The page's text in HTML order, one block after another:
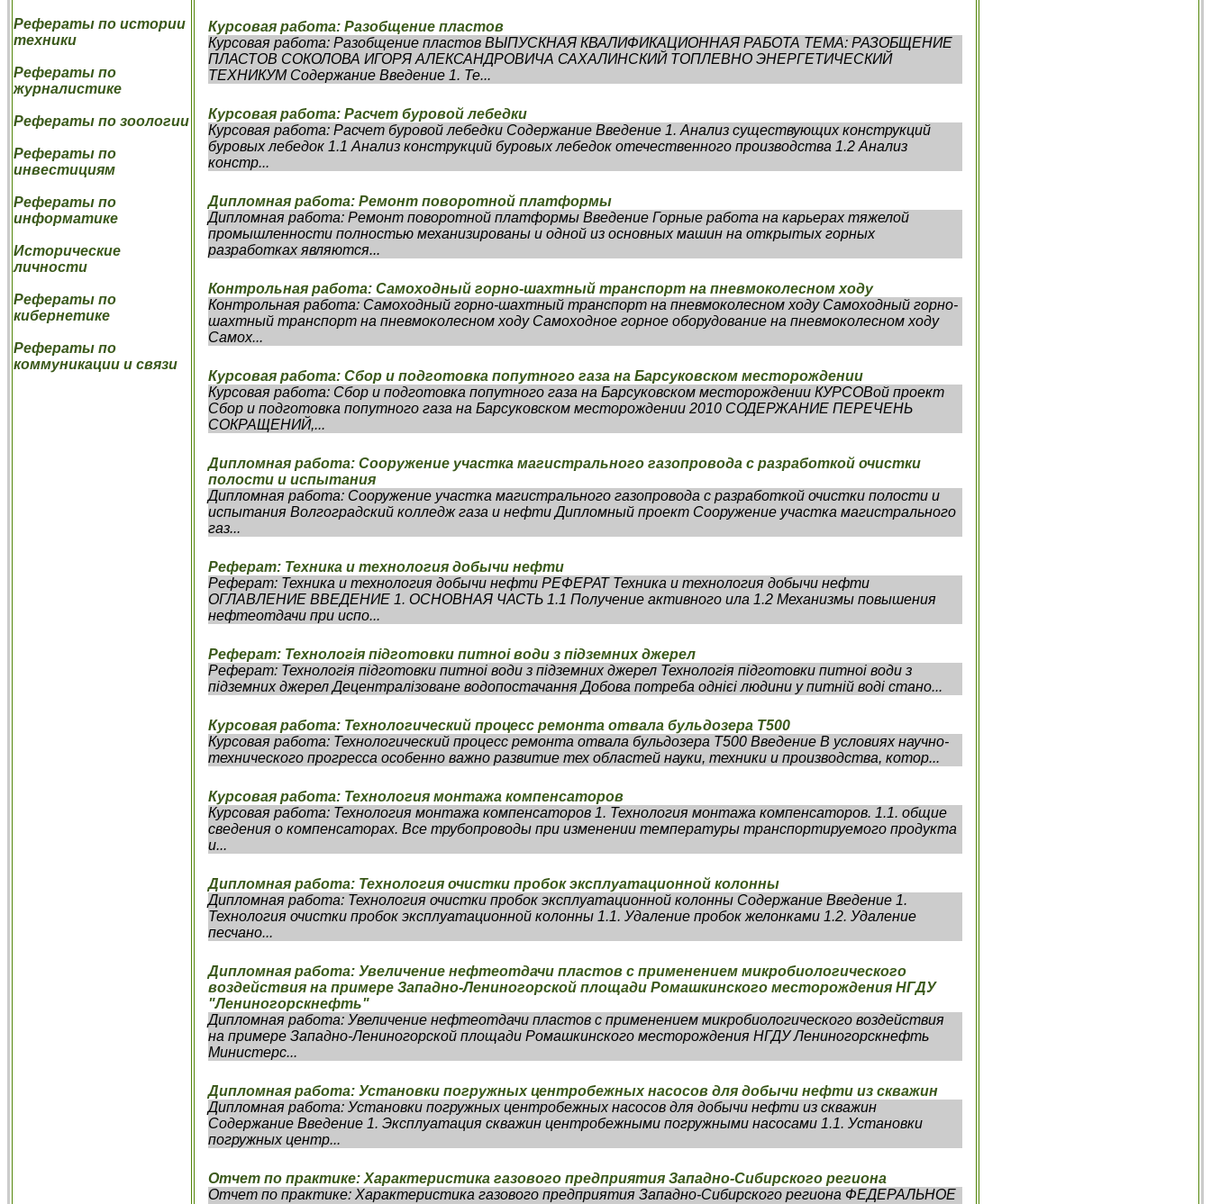
Рефераты по истории
техники
Рефераты по
журналистике
Рефераты по зоологии
Рефераты по
инвестициям
Рефераты по
информатике
Исторические
личности
Рефераты по
кибернетике
Рефераты по
коммуникации и связи
Курсовая работа: Разобщение пластов
Курсовая работа: Разобщение пластов ВЫПУСКНАЯ КВАЛИФИКАЦИОННАЯ РАБОТА ТЕМА: РАЗОБЩЕНИЕ
ПЛАСТОВ СОКОЛОВА ИГОРЯ АЛЕКСАНДРОВИЧА САХАЛИНСКИЙ ТОПЛЕВНО ЭНЕРГЕТИЧЕСКИЙ
ТЕХНИКУМ Содержание Введение 1. Те...
Курсовая работа: Расчет буровой лебедки
Курсовая работа: Расчет буровой лебедки Содержание Введение 1. Анализ существующих конструкций
буровых лебедок 1.1 Анализ конструкций буровых лебедок отечественного производства 1.2 Анализ
констр...
Дипломная работа: Ремонт поворотной платформы
Дипломная работа: Ремонт поворотной платформы Введение Горные работа на карьерах тяжелой
промышленности полностью механизированы и одной из основных машин на открытых горных
разработках являются...
Контрольная работа: Самоходный горно-шахтный транспорт на пневмоколесном ходу
Контрольная работа: Самоходный горно-шахтный транспорт на пневмоколесном ходу Самоходный горно-
шахтный транспорт на пневмоколесном ходу Самоходное горное оборудование на пневмоколесном ходу
Самох...
Курсовая работа: Сбор и подготовка попутного газа на Барсуковском месторождении
Курсовая работа: Сбор и подготовка попутного газа на Барсуковском месторождении КУРСОВой проект
Сбор и подготовка попутного газа на Барсуковском месторождении 2010 СОДЕРЖАНИЕ ПЕРЕЧЕНЬ
СОКРАЩЕНИЙ,...
Дипломная работа: Сооружение участка магистрального газопровода с разработкой очистки
полости и испытания
Дипломная работа: Сооружение участка магистрального газопровода с разработкой очистки полости и
испытания Волгоградский колледж газа и нефти Дипломный проект Сооружение участка магистрального
газ...
Реферат: Техника и технология добычи нефти
Реферат: Техника и технология добычи нефти РЕФЕРАТ Техника и технология добычи нефти
ОГЛАВЛЕНИЕ ВВЕДЕНИЕ 1. ОСНОВНАЯ ЧАСТЬ 1.1 Получение активного ила 1.2 Механизмы повышения
нефтеотдачи при испо...
Реферат: Технологiя пiдготовки питноi води з пiдземних джерел
Реферат: Технологiя пiдготовки питноi води з пiдземних джерел Технологiя пiдготовки питноi води з
пiдземних джерел Децентралiзоване водопостачання Добова потреба однiєi людини у питній воді стано...
Курсовая работа: Технологический процесс ремонта отвала бульдозера Т500
Курсовая работа: Технологический процесс ремонта отвала бульдозера Т500 Введение В условиях научно-
технического прогресса особенно важно развитие тех областей науки, техники и производства, котор...
Курсовая работа: Технология монтажа компенсаторов
Курсовая работа: Технология монтажа компенсаторов 1. Технология монтажа компенсаторов. 1.1. общие
сведения о компенсаторах. Все трубопроводы при изменении температуры транспортируемого продукта
и...
Дипломная работа: Технология очистки пробок эксплуатационной колонны
Дипломная работа: Технология очистки пробок эксплуатационной колонны Содержание Введение 1.
Технология очистки пробок эксплуатационной колонны 1.1. Удаление пробок желонками 1.2. Удаление
песчано...
Дипломная работа: Увеличение нефтеотдачи пластов с применением микробиологического
воздействия на примере Западно-Лениногорской площади Ромашкинского месторождения НГДУ
"Лениногорскнефть"
Дипломная работа: Увеличение нефтеотдачи пластов с применением микробиологического воздействия
на примере Западно-Лениногорской площади Ромашкинского месторождения НГДУ Лениногорскнефть
Министерс...
Дипломная работа: Установки погружных центробежных насосов для добычи нефти из скважин
Дипломная работа: Установки погружных центробежных насосов для добычи нефти из скважин
Содержание Введение 1. Эксплуатация скважин центробежными погружными насосами 1.1. Установки
погружных центр...
Отчет по практике: Характеристика газового предприятия Западно-Сибирского региона
Отчет по практике: Характеристика газового предприятия Западно-Сибирского региона ФЕДЕРАЛЬНОЕ